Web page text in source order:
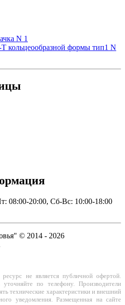
N 1
кольцеообразной формы тип1 N
08:00-20:00, Сб-Вс: 10:00-18:00
© 2014 - 2026
не является публичной офертой.
по телефону. Производители
технические характеристики и внешний
уведомления. Размещенная на сайте